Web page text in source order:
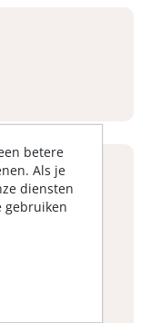
scherpe
muur of
te
geleverd in
lengte te
betere
Als je
diensten
gebruiken